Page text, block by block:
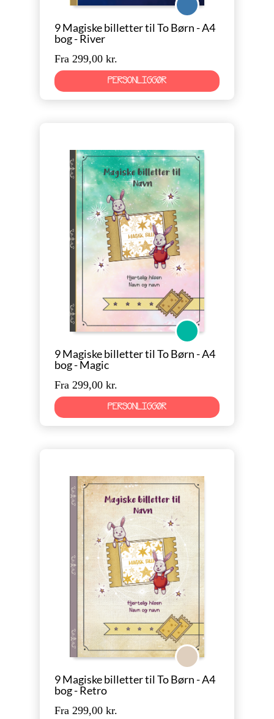
9 Magiske billetter til To Børn - A4
bog - River
Fra 299,00 kr.
PERSONLIGGØR
Magic
9 Magiske billetter til To Børn - A4
bog - Magic
Fra 299,00 kr.
PERSONLIGGØR
Retro
9 Magiske billetter til To Børn - A4
bog - Retro
Fra 299,00 kr.